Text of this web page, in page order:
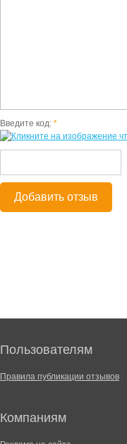
Введите код: *
Добавить отзыв
Пользователям
Правила публикации отзывов
Компаниям